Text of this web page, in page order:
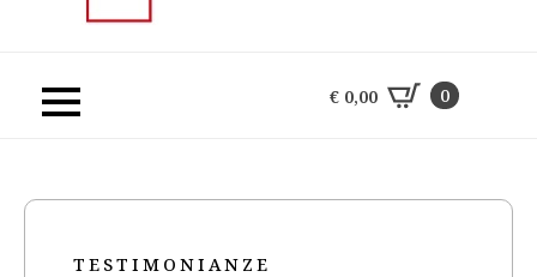
€ 0,00 0
TESTIMONIANZE